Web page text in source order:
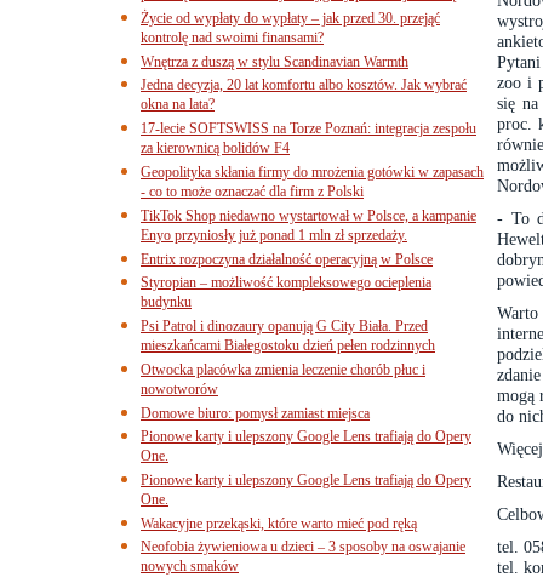
zoo i
się
proc.
- To
mogą
do
tel.
tel.
Życie od wypłaty do wypłaty – jak przed 30. przejąć
kontrolę nad swoimi finansami?
Wnętrza z duszą w stylu Scandinavian Warmth
Jedna decyzja, 20 lat komfortu albo kosztów. Jak wybrać
okna na lata?
17-lecie SOFTSWISS na Torze Poznań: integracja zespołu
za kierownicą bolidów F4
Geopolityka skłania firmy do mrożenia gotówki w zapasach
- co to może oznaczać dla firm z Polski
TikTok Shop niedawno wystartował w Polsce, a kampanie
Enyo przyniosły już ponad 1 mln zł sprzedaży.
Entrix rozpoczyna działalność operacyjną w Polsce
Styropian – możliwość kompleksowego ocieplenia
budynku
Psi Patrol i dinozaury opanują G City Biała. Przed
mieszkańcami Białegostoku dzień pełen rodzinnych
Otwocka placówka zmienia leczenie chorób płuc i
nowotworów
Domowe biuro: pomysł zamiast miejsca
Pionowe karty i ulepszony Google Lens trafiają do Opery
One.
Pionowe karty i ulepszony Google Lens trafiają do Opery
One.
Wakacyjne przekąski, które warto mieć pod ręką
Neofobia żywieniowa u dzieci – 3 sposoby na oswajanie
nowych smaków